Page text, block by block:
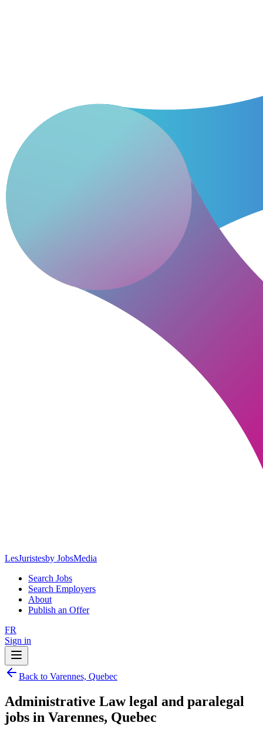
LesJuristesby JobsMedia
Search Jobs
Search Employers
About
Publish an Offer
FR
Sign in
Back to Varennes, Quebec
Administrative Law legal and paralegal
jobs in Varennes, Quebec